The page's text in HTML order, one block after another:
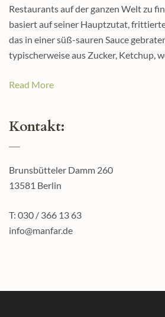
Restaurants auf der ganzen Welt zu
basiert auf seiner Hauptzutat,
das in einer süß-sauren Sauce
typischerweise aus Zucker, Ketchup,
Read More
Kontakt:
Brunsbütteler Damm 260
13581 Berlin
T: 030 / 366 13 63
info@manfar.de